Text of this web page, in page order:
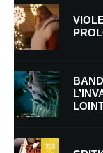
E-mail *
Enregistrer mon
mon prochain
7.5